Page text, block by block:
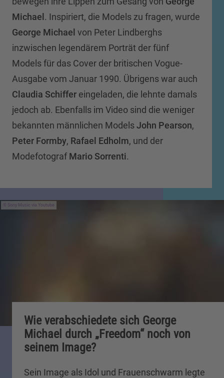
Michael. Inspiriert, die Models zu fragen, wurde
George Michael von Peter Lindberghs
inzwischen legendärem Porträt der fünf
Models für das Cover der britischen Vogue-
Ausgabe vom Januar 1990. Übrigens war auch
Claudia Schiffer eingeladen, die lehnte damals
jedoch ab. Ebenfalls im Video sind die weniger
bekannten männlichen ModelsJohn Pearson,
Peter Formby, Rafael Edholm, und der
Modefotograf Mario Sorrenti.
Sony Music via Youtube
Wie verabschiedete sich George
Michael durch „Freedom“ noch von
seinem Image?
Sein Image als Idol und Frauenschwarm legte